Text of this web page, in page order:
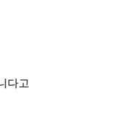
다고